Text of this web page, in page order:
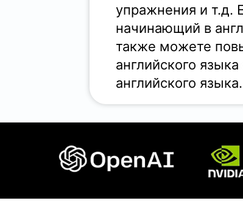
упражнения и т.д.
начинающий в
также можете
английского
английского языка.